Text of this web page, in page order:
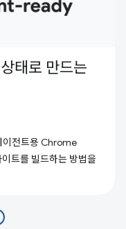
태로 만드는
이전트용 Chrome
트를 빌드하는 방법을